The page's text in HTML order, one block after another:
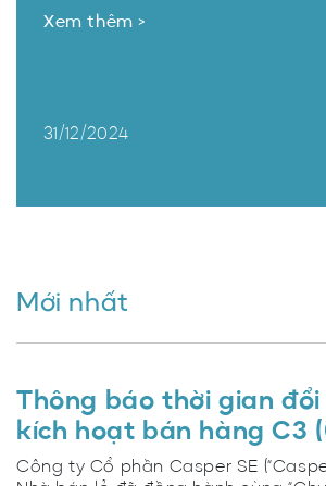
Xem thêm >
31/12/2024
Mới nhất
Thông báo thời gian
kích hoạt bán hàng C3
Công ty Cổ phần Casper SE